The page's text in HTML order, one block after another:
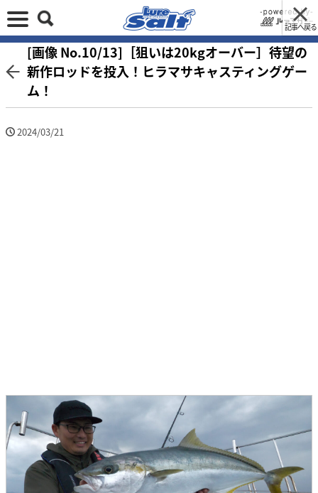
記事へ戻る
[画像 No.10/13]［狙いは20kgオーバー］待望の
新作ロッドを投入！ヒラマサキャスティングゲー
ム！
2024/03/21